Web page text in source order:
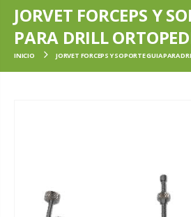
JORVET FORCEPS Y
PARA DRILL
INICIO JORVET FORCEPS Y SOPORTE GUIA PARA